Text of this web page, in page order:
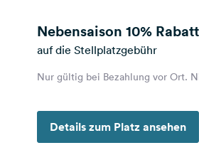
Nebensaison 10% Rabatt
auf die Stellplatzgebühr
Nur gültig bei Bezahlung vor Ort.
Details zum Platz ansehen